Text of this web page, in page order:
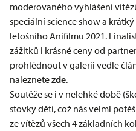
moderovaného vyhlášení
speciální science show a
letošního Anifilmu 2021.
zážitků i krásné ceny od
prohlédnout v galerii vedle
naleznetezde.
Soutěže se i v nelehké době
stovky dětí, což nás velmi
ze vítězů všech 4 základních